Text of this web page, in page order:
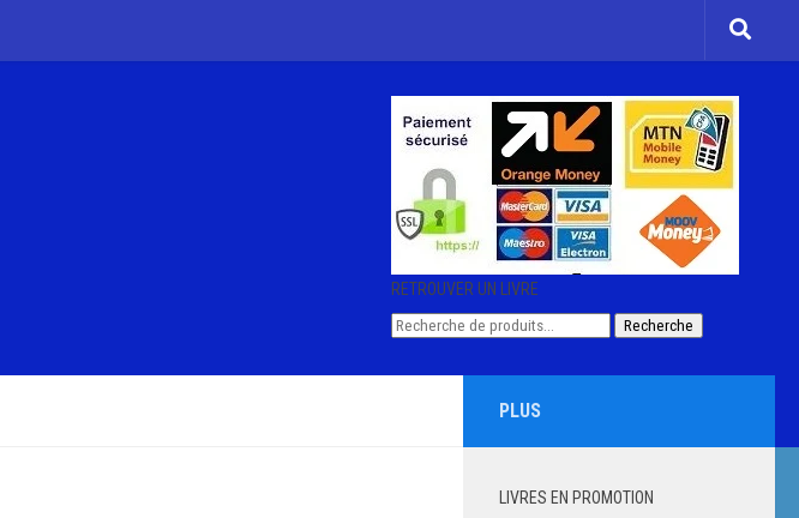
RETROUVER UN LIVRE
Recherche
Recherche
PLUS
LIVRES EN PROMOTION